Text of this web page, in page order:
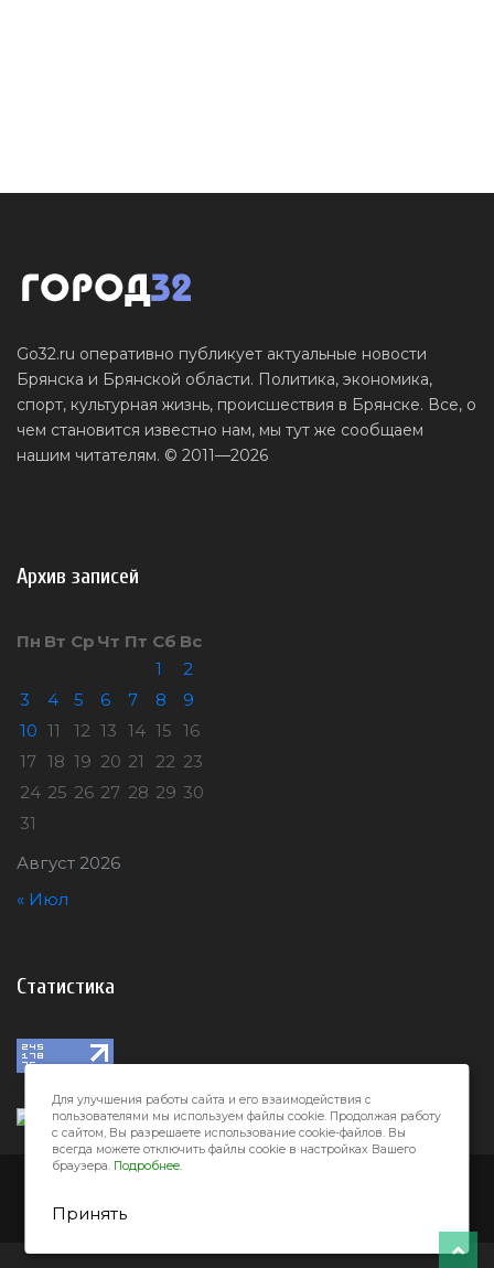
Go32.ru оперативно публикует актуальные новости
Брянска и Брянской области. Политика, экономика,
спорт, культурная жизнь, происшествия в Брянске. Все, о
чем становится известно нам, мы тут же сообщаем
нашим читателям. © 2011—2026
Архив записей
Август 2026
Пн Вт Ср Чт Пт Сб Вс
1
2
3
4 5 6 7 8
9
10 11 12 13 14 15 16
17 18 19 20 21 22 23
24 25 26 27 28 29 30
31
« Июл
Статистика
Для улучшения работы сайта и его взаимодействия с
пользователями мы используем файлы cookie. Продолжая работу
с сайтом, Вы разрешаете использование cookie-файлов. Вы
всегда можете отключить файлы cookie в настройках Вашего
браузера. Подробнее.
Принять